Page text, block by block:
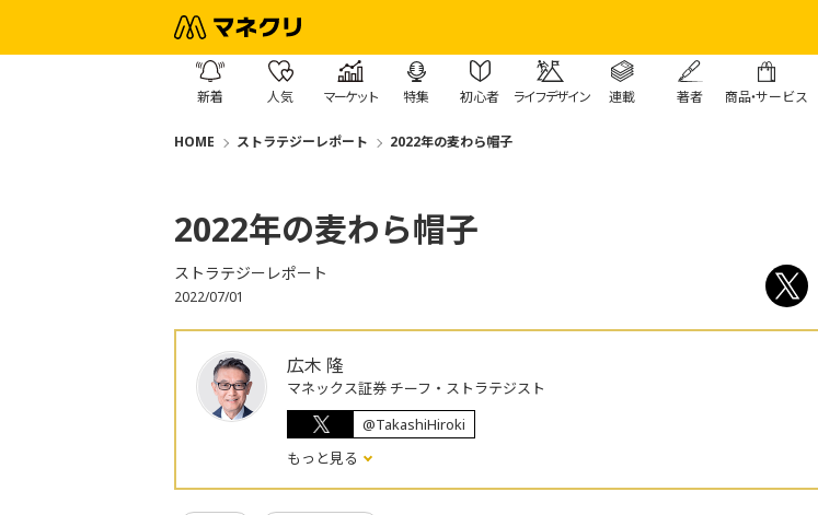
新着 人気 マーケット 特集 初心者 ライフデザイン 連載 著者 商品・サービス
HOME ストラテジーレポート 2022年の麦わら帽子
2022年の麦わら帽子
ストラテジーレポート
2022/07/01
広木 隆
マネックス証券 チーフ・ストラテジスト
@TakashiHiroki
もっと見る